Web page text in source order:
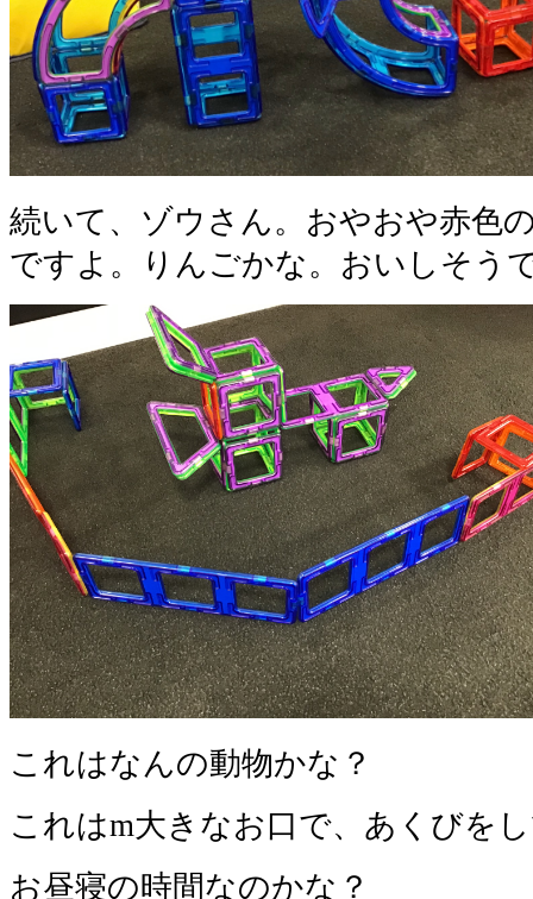
続いて、ゾウさん。おやおや赤色
ですよ。りんごかな。おいしそう
これはなんの動物かな？
これはm大きなお口で、あくびを
お昼寝の時間なのかな？